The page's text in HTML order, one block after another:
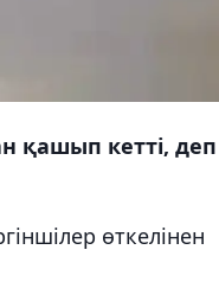
қашып кетті, деп
өткелінен